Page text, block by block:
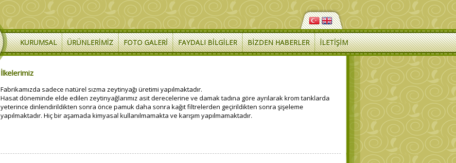
KURUMSAL ÜRÜNLERIMIZ FOTO GALERI FAYDALI BILGILER BIZDEN HABERLER İLETIŞIM
İlkelerimiz
Fabrikamızda sadece natürel sızma zeytinyağı üretimi yapılmaktadır.
Hasat döneminde elde edilen zeytinyağlarımız asit derecelerine ve damak tadına göre ayrılarak krom tanklarda
yeterince dinlendirildikten sonra önce pamuk daha sonra kağıt filtrelerden geçirildikten sonra şişeleme
yapılmaktadır. Hiç bir aşamada kimyasal kullanılmamakta ve karışım yapılmamaktadır.